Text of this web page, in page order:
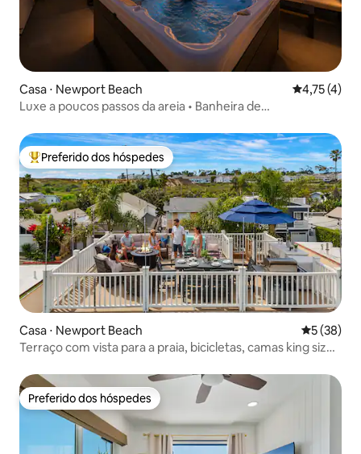
Casa ⋅ Newport Beach 4,75 de
4,75 (4)
Luxe a poucos passos da areia • Banheira de
Entre os melhores preferidos dos hóspedes
Preferido dos hóspedes
Casa ⋅ Newport Beach 5 de uma
5 (38)
Terraço com vista para a praia, bicicletas, camas king size,
Preferido dos hóspedes
Preferido dos hóspedes